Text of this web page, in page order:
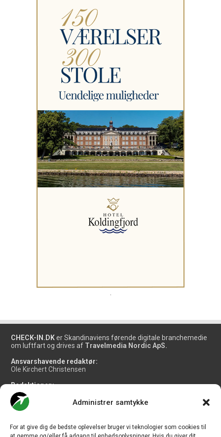
Administrer samtykke
For at give dig de bedste oplevelser bruger vi teknologier som cookies til
CHECK-IN.DK er Skandinaviens førende digitale branchemedie
om luftfart og drives af Travelmedia Nordic ApS.
Ansvarshavende redaktør:
Ole Kirchert Christensen
Redaktionen:
Christian Granhøj Skouboe
Henrik Baumgarten
Danny Longhi Andreasen
Salg og jobannoncer: